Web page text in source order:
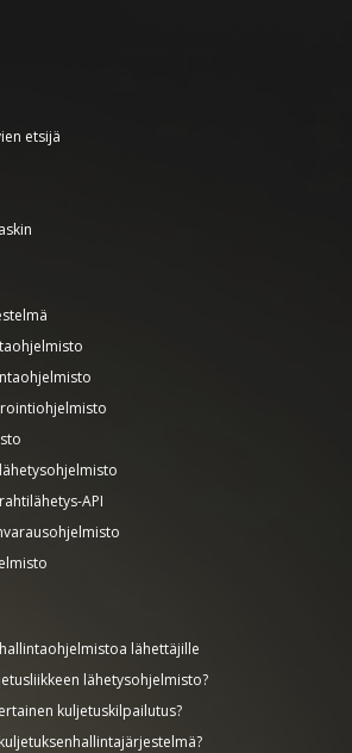
etsijä
API
lähettäjille
lähetysohjelmisto?
kuljetuskilpailutus?